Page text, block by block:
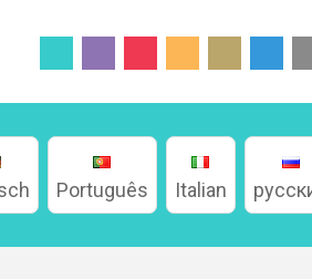
Português Italian